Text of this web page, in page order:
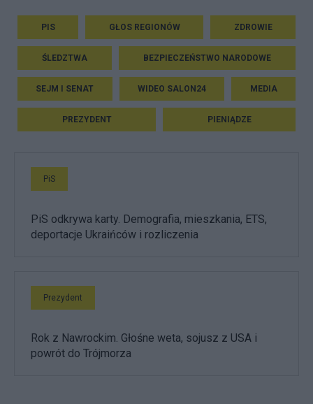
PIS GŁOS REGIONÓW ZDROWIE
ŚLEDZTWA BEZPIECZEŃSTWO NARODOWE
SEJM I SENAT WIDEO SALON24 MEDIA
PREZYDENT PIENIĄDZE
PiS
PiS odkrywa karty. Demografia, mieszkania, ETS,
deportacje Ukraińców i rozliczenia
Prezydent
Rok z Nawrockim. Głośne weta, sojusz z USA i
powrót do Trójmorza